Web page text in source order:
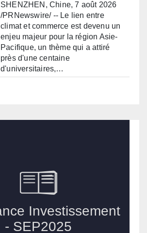
SHENZHEN, Chine, 7 août 2026
/PRNewswire/ -- Le lien entre
climat et commerce est devenu un
enjeu majeur pour la région Asie-
Pacifique, un thème qui a attiré
près d'une centaine
d'universitaires,…